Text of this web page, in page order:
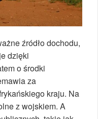
źródło dochodu,
dzięki
o środki
za
kraju. Na
z wojskiem. A